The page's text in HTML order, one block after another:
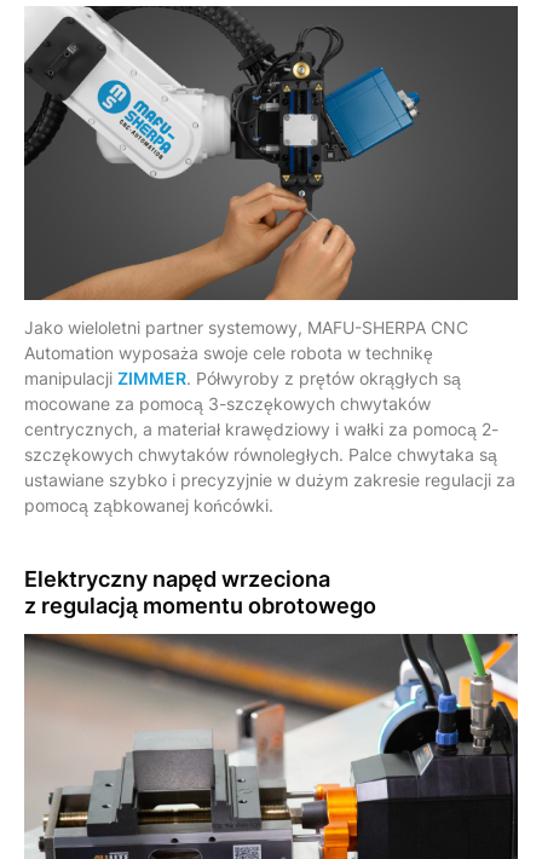
Jako wieloletni partner systemowy, MAFU-SHERPA CNC
Automation wyposaża swoje cele robota w technikę
manipulacji ZIMMER. Półwyroby z prętów okrągłych są
mocowane za pomocą 3-szczękowych chwytaków
centrycznych, a materiał krawędziowy i wałki za pomocą 2-
szczękowych chwytaków równoległych. Palce chwytaka są
ustawiane szybko i precyzyjnie w dużym zakresie regulacji za
pomocą ząbkowanej końcówki.
Elektryczny napęd wrzeciona
z regulacją momentu obrotowego